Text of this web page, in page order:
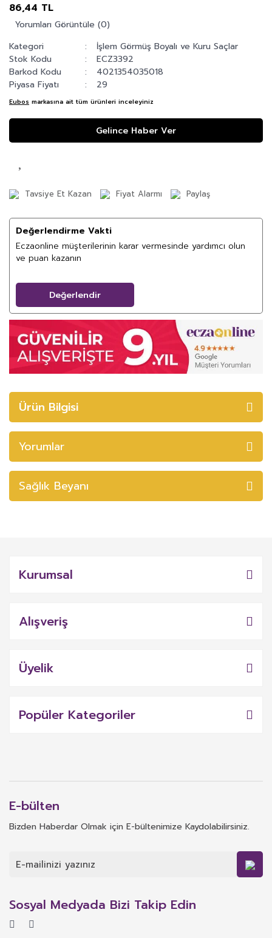
86,44 TL
Yorumları Görüntüle (0)
Kategori
İşlem Görmüş Boyalı ve Kuru Saçlar
Stok Kodu
ECZ3392
Barkod Kodu
4021354035018
Piyasa Fiyatı
29
Eubos markasına ait tüm ürünleri inceleyiniz
Gelince Haber Ver
Tavsiye Et Kazan Fiyat Alarmı Paylaş
Değerlendirme Vakti
Eczaonline müşterilerinin karar vermesinde yardımcı olun
ve puan kazanın
Değerlendir
Ürün Bilgisi
Yorumlar
Sağlık Beyanı
Kurumsal
Alışveriş
Üyelik
Popüler Kategoriler
E-bülten
Bizden Haberdar Olmak için E-bültenimize Kaydolabilirsiniz.
Sosyal Medyada Bizi Takip Edin